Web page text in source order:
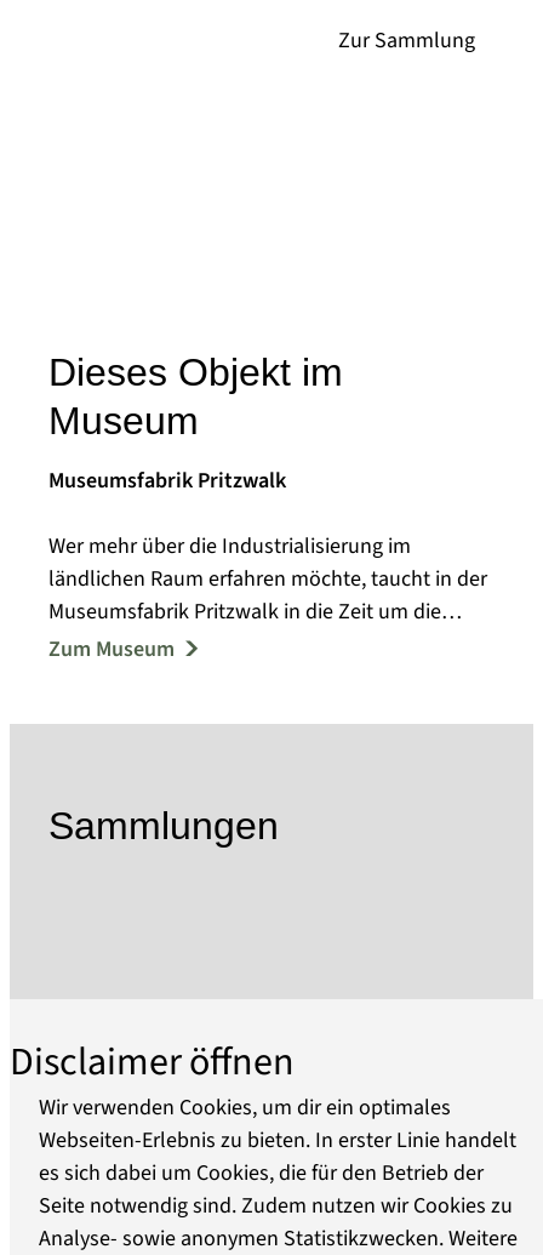
Dieses Objekt im
Museum
Museumsfabrik Pritzwalk
Wer mehr über die Industrialisierung im
ländlichen Raum erfahren möchte, taucht in der
Museumsfabrik Pritzwalk in die Zeit um die
Wende vom 19. zum 20. Jahrhundert ein.
Verbunden ist das Haus mit dem einstigen
Lagerkeller der benachbarten Brauerei, wo die
Die Geschichte des Museums begann 1954 als
Kreisheimatmuseum für den damaligen Kreis
Pritzwalk im historischen Salzmagazin der Stadt.
Bereits in den 1930er Jahren hatte es in
Pritzwalk eine Heimatstube gegeben. Deren
Bestände sowie Teile des 1945 zerstörten
Zum Museum
Sammlungen
Über uns
Barrierefreiheit
Disclaimer öffnen
Wir verwenden Cookies, um dir ein optimales
Webseiten-Erlebnis zu bieten. In erster Linie handelt
es sich dabei um Cookies, die für den Betrieb der
Seite notwendig sind. Zudem nutzen wir Cookies zu
Analyse- sowie anonymen Statistikzwecken. Weitere